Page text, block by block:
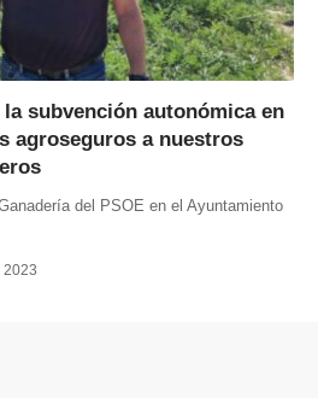
subvención autonómica en
agroseguros a nuestros
del PSOE en el Ayuntamiento
2023